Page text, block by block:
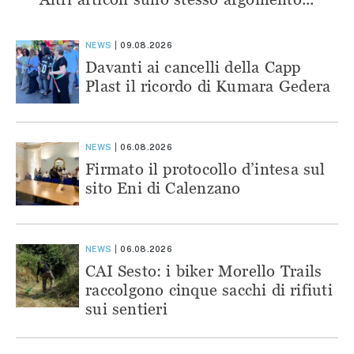
NEWS 09.08.2026
Davanti ai cancelli della Capp
Plast il ricordo di Kumara Gedera
NEWS 06.08.2026
Firmato il protocollo d’intesa sul
sito Eni di Calenzano
NEWS 06.08.2026
CAI Sesto: i biker Morello Trails
raccolgono cinque sacchi di rifiuti
sui sentieri